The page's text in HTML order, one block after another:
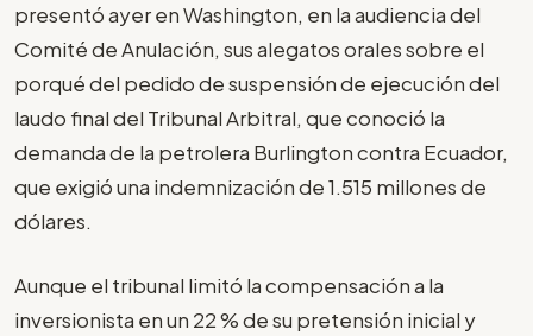
presentó ayer en Washington, en la audiencia del
Comité de Anulación, sus alegatos orales sobre el
porqué del pedido de suspensión de ejecución del
laudo final del Tribunal Arbitral, que conoció la
demanda de la petrolera Burlington contra Ecuador,
que exigió una indemnización de 1.515 millones de
dólares.
Aunque el tribunal limitó la compensación a la
inversionista en un 22 % de su pretensión inicial y